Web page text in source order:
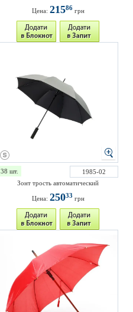
Цена: 21586грн
38 шт.
1985-02
Зонт трость автоматический
Цена: 25033 грн